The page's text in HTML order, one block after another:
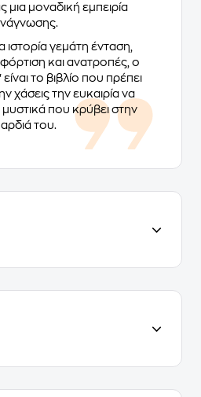
μοναδική εμπειρία
ιστορία γεμάτη ένταση,
και ανατροπές, ο
το βιβλίο που πρέπει
χάσεις την ευκαιρία να
που κρύβει στην
του.